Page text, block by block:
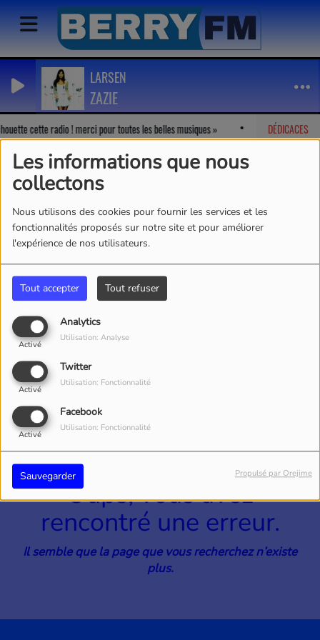
Les informations que nous
collectons
Nous utilisons des cookies pour fournir les services et les
fonctionnalités proposés sur notre site et pour améliorer
l'expérience de nos utilisateurs.
Tout accepter Tout refuser
Analytics
Activé
Utilisation: Analyse
Twitter
Activé
Utilisation: Fonctionnalité
Facebook
Activé
Utilisation: Fonctionnalité
Sauvegarder Propulsé par Orejime
LARSEN
ZAZIE
DÉDICACES
cette radio ! merci pour toutes les belles musiques Marion-
Oups, vous avez
rencontré une erreur.
Il semble que la page que vous recherchez n’existe
plus.